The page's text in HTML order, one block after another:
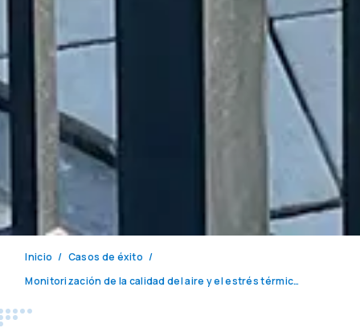
Inicio
Casos de éxito
Monitorización de la calidad del aire y el estrés térmico durante los Mundiales de Atletismo Budapest 2023